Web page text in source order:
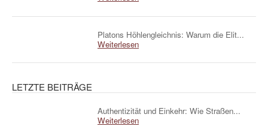
Platons Höhlengleichnis: Warum die Elit...
Weiterlesen
LETZTE BEITRÄGE
Authentizität und Einkehr: Wie Straßen...
Weiterlesen